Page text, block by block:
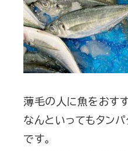
薄毛の人に魚をおす
なんといってもタン
です。